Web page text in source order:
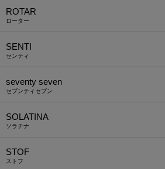
ROTAR
ローター
SENTI
センティ
seventy seven
セブンティセブン
SOLATINA
ソラチナ
STOF
ストフ